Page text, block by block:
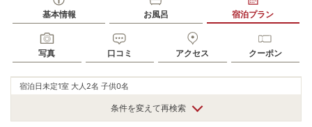
基本情報 お風呂 宿泊プラン
写真 口コミ アクセス クーポン
宿泊日未定1室 大人2名 子供0名
条件を変えて再検索